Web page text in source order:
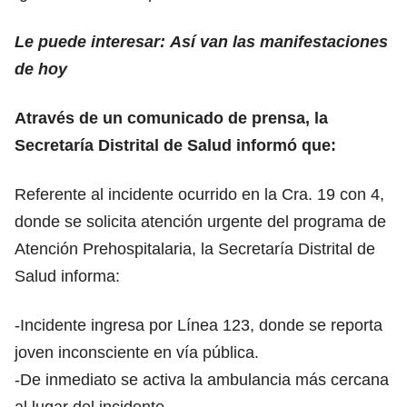
Le puede interesar: Así van las manifestaciones
de hoy
Através de un comunicado de prensa, la
Secretaría Distrital de Salud informó que:
Referente al incidente ocurrido en la Cra. 19 con 4,
donde se solicita atención urgente del programa de
Atención Prehospitalaria, la Secretaría Distrital de
Salud informa:
-Incidente ingresa por Línea 123, donde se reporta
joven inconsciente en vía pública.
-De inmediato se activa la ambulancia más cercana